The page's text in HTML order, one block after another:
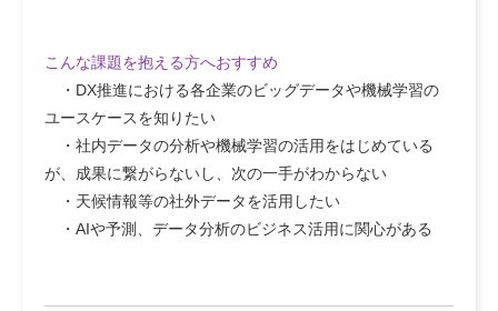
こんな課題を抱える方へおすすめ
・DX推進における各企業のビッグデータや機械学習の
ユースケースを知りたい
・社内データの分析や機械学習の活用をはじめている
が、成果に繋がらないし、次の一手がわからない
・天候情報等の社外データを活用したい
・AIや予測、データ分析のビジネス活用に関心がある